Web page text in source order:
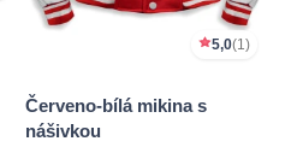
5,0(1)
Červeno-bílá mikina s
nášivkou